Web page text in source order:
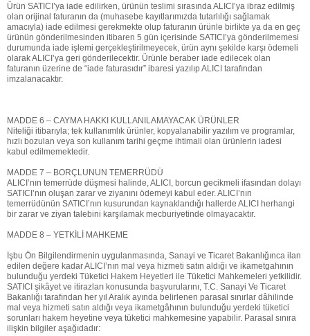
Ürün SATICI’ya iade edilirken, ürünün teslimi sırasında ALICI’ya ibraz edilmiş
olan orijinal faturanın da (muhasebe kayıtlarımızda tutarlılığı sağlamak
amacıyla) iade edilmesi gerekmekte olup faturanın ürünle birlikte ya da en geç
ürünün gönderilmesinden itibaren 5 gün içerisinde SATICI’ya gönderilmemesi
durumunda iade işlemi gerçekleştirilmeyecek, ürün aynı şekilde karşı ödemeli
olarak ALICI’ya geri gönderilecektir. Ürünle beraber iade edilecek olan
faturanın üzerine de “iade faturasıdır” ibaresi yazılıp ALICI tarafından
imzalanacaktır.
MADDE 6 – CAYMA HAKKI KULLANILAMAYACAK ÜRÜNLER
Niteliği itibarıyla; tek kullanımlık ürünler, kopyalanabilir yazılım ve programlar,
hızlı bozulan veya son kullanım tarihi geçme ihtimali olan ürünlerin iadesi
kabul edilmemektedir.
MADDE 7 – BORÇLUNUN TEMERRÜDÜ
ALICI’nın temerrüde düşmesi halinde, ALICI, borcun gecikmeli ifasından dolayı
SATICI’nın oluşan zarar ve ziyanını ödemeyi kabul eder. ALICI’nın
temerrüdünün SATICI’nın kusurundan kaynaklandığı hallerde ALICI herhangi
bir zarar ve ziyan talebini karşılamak mecburiyetinde olmayacaktır.
MADDE 8 – YETKİLİ MAHKEME
İşbu Ön Bilgilendirmenin uygulanmasında, Sanayi ve Ticaret Bakanlığınca ilan
edilen değere kadar ALICI’nın mal veya hizmeti satın aldığı ve ikametgahının
bulunduğu yerdeki Tüketici Hakem Heyetleri ile Tüketici Mahkemeleri yetkilidir.
SATICI şikâyet ve itirazları konusunda başvurularını, T.C. Sanayi Ve Ticaret
Bakanlığı tarafından her yıl Aralık ayında belirlenen parasal sınırlar dâhilinde
mal veya hizmeti satın aldığı veya ikametgâhının bulunduğu yerdeki tüketici
sorunları hakem heyetine veya tüketici mahkemesine yapabilir. Parasal sınıra
ilişkin bilgiler aşağıdadır: